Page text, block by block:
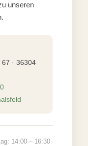
unseren
67 · 36304
14:00 – 16:30